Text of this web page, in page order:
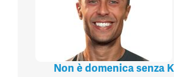
Non è domenica senza